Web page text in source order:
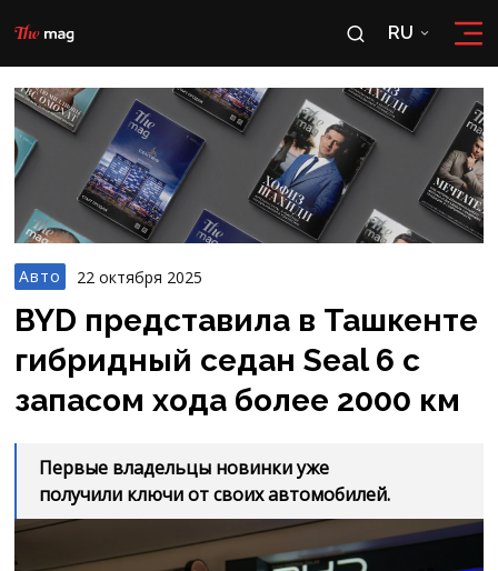
RU
RU
OʻZ
Авто 22 октября 2025
BYD представила в Ташкенте
гибридный седан Seal 6 с
запасом хода более 2000 км
Первые владельцы новинки уже
получили ключи от своих автомобилей.